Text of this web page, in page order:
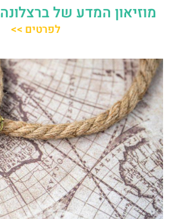
מוזיאון המדע של ברצלונה CosmoCaixa
לפרטים >>